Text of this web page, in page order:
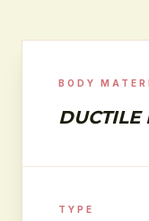
BODY
DUCTILE
TYPE